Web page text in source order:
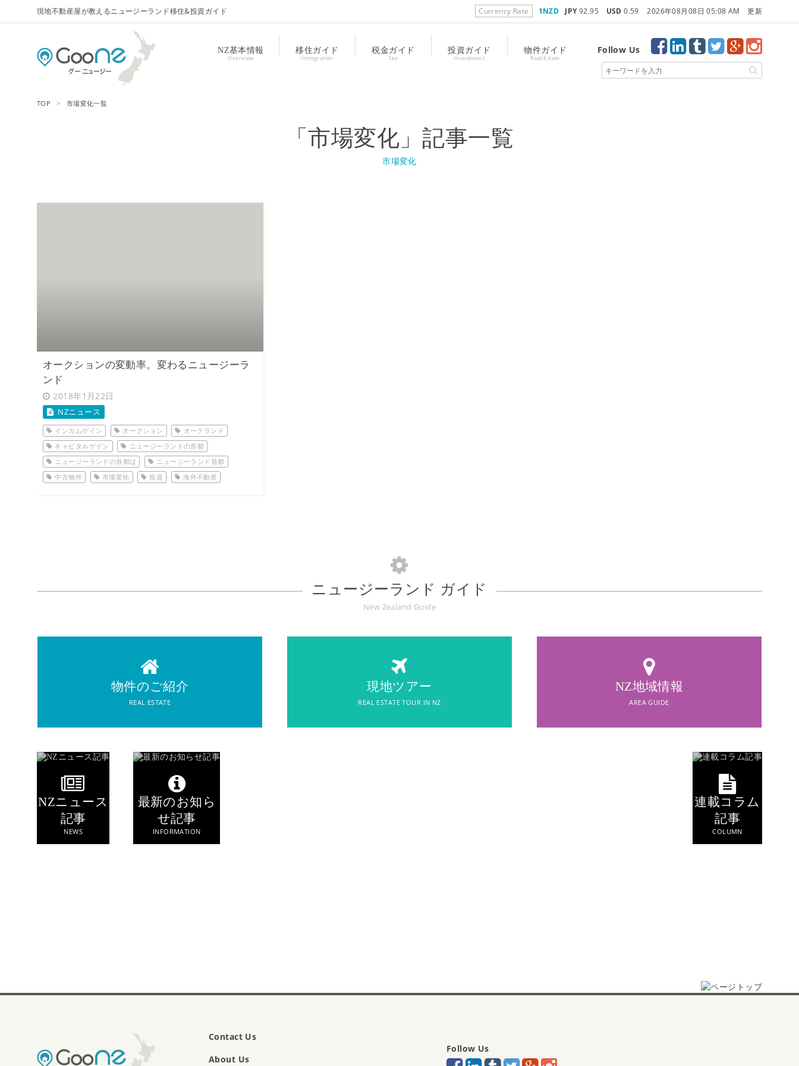
現地不動産屋が教えるニュージーランド移住&投資ガイド Currency Rate 1NZD JPY92.95 USD 0.59 2026年08月08日 05:08 AM 更新
NZ基本情報
Overview
移住ガイド
Immigration
税金ガイド
Tax
投資ガイド
Investment
物件ガイド
Real Estate
Follow Us
TOP > 市場変化一覧
「市場変化」記事一覧
市場変化
オークションの変動率。変わるニュージーラ
ンド
2018年1月22日
NZニュース
インカムゲイン オークション
オークランド
キャピタルゲイン
ニュージーランドの首都
ニュージーランドの首都は
ニュージーランド首都
中古物件
市場変化 投資 海外不動産
ニュージーランド ガイド
New Zealand Guide
物件のご紹介
REAL ESTATE
現地ツアー
REAL ESTATE TOUR IN NZ
NZ地域情報
AREA GUIDE
NZニュース
記事
NEWS
最新のお知ら
せ記事
INFORMATION
連載コラム
記事
COLUMN
Contact Us
About Us
Follow Us